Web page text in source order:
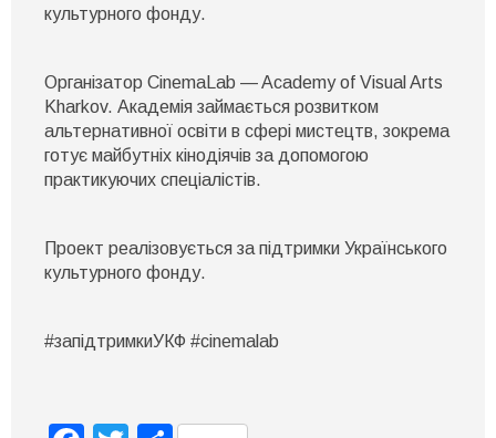
культурного фонду.
Організатор CinemaLab — Academy of Visual Arts
Kharkov. Академія займається розвитком
альтернативної освіти в сфері мистецтв, зокрема
готує майбутніх кінодіячів за допомогою
практикуючих спеціалістів.
Проект реалізовується за підтримки Українського
культурного фонду.
#запідтримкиУКФ #cinemalab